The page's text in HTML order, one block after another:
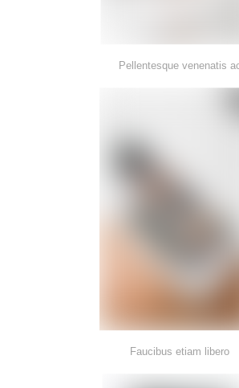
Pellentesque venenatis
Faucibus etiam libero